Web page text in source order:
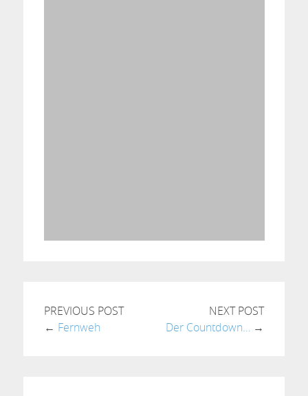
PREVIOUS POST
← Fernweh
NEXT POST
Der Countdown… →